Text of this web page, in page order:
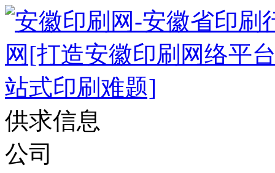
供求信息
公司